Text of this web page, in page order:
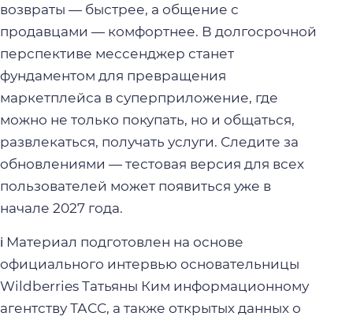
возвраты — быстрее, а общение с
продавцами — комфортнее. В долгосрочной
перспективе мессенджер станет
фундаментом для превращения
маркетплейса в суперприложение, где
можно не только покупать, но и общаться,
развлекаться, получать услуги. Следите за
обновлениями — тестовая версия для всех
пользователей может появиться уже в
начале 2027 года.
ℹ️ Материал подготовлен на основе
официального интервью основательницы
Wildberries Татьяны Ким информационному
агентству ТАСС, а также открытых данных о